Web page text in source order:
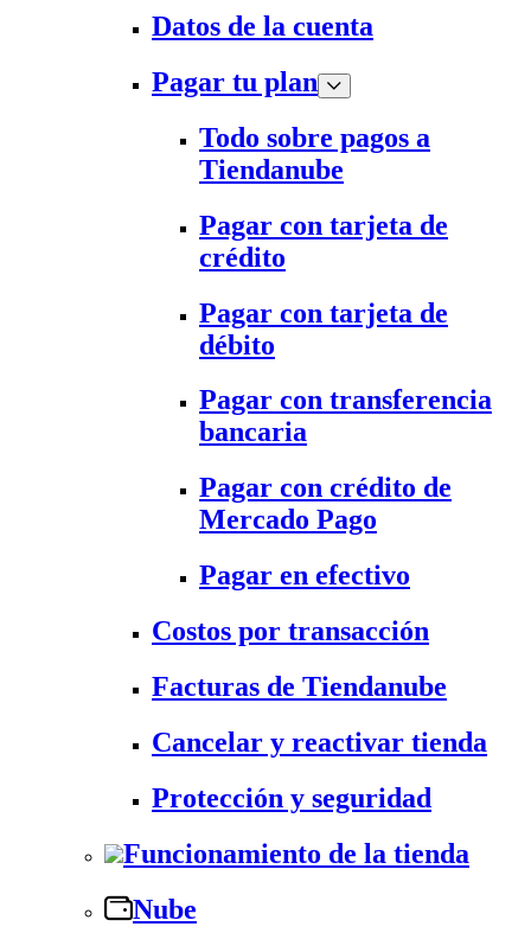
Datos de la cuenta
Pagar tu plan
Todo sobre pagos a
Tiendanube
Pagar con tarjeta de
crédito
Pagar con tarjeta de
débito
Pagar con transferencia
bancaria
Pagar con crédito de
Mercado Pago
Pagar en efectivo
Costos por transacción
Facturas de Tiendanube
Cancelar y reactivar tienda
Protección y seguridad
Funcionamiento de la tienda
Nube